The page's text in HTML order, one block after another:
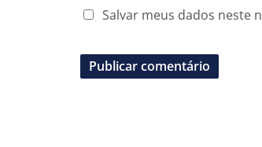
Salvar meus dados neste